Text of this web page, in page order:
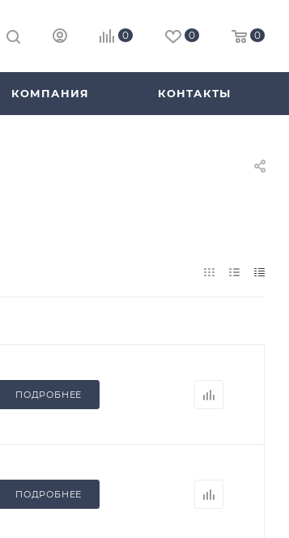
0 0 0
КОМПАНИЯ КОНТАКТЫ
ПОДРОБНЕЕ
ПОДРОБНЕЕ